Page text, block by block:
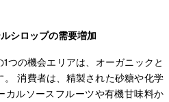
シロップの需要増加
つの機会エリアは、オーガニックと
消費者は、精製された砂糖や化学
カルソースフルーツや有機甘味料か